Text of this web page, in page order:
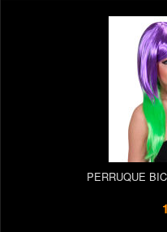
PERRUQUE